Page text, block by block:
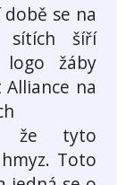
se na
sítích šíří
žáby
na
že tyto
Toto